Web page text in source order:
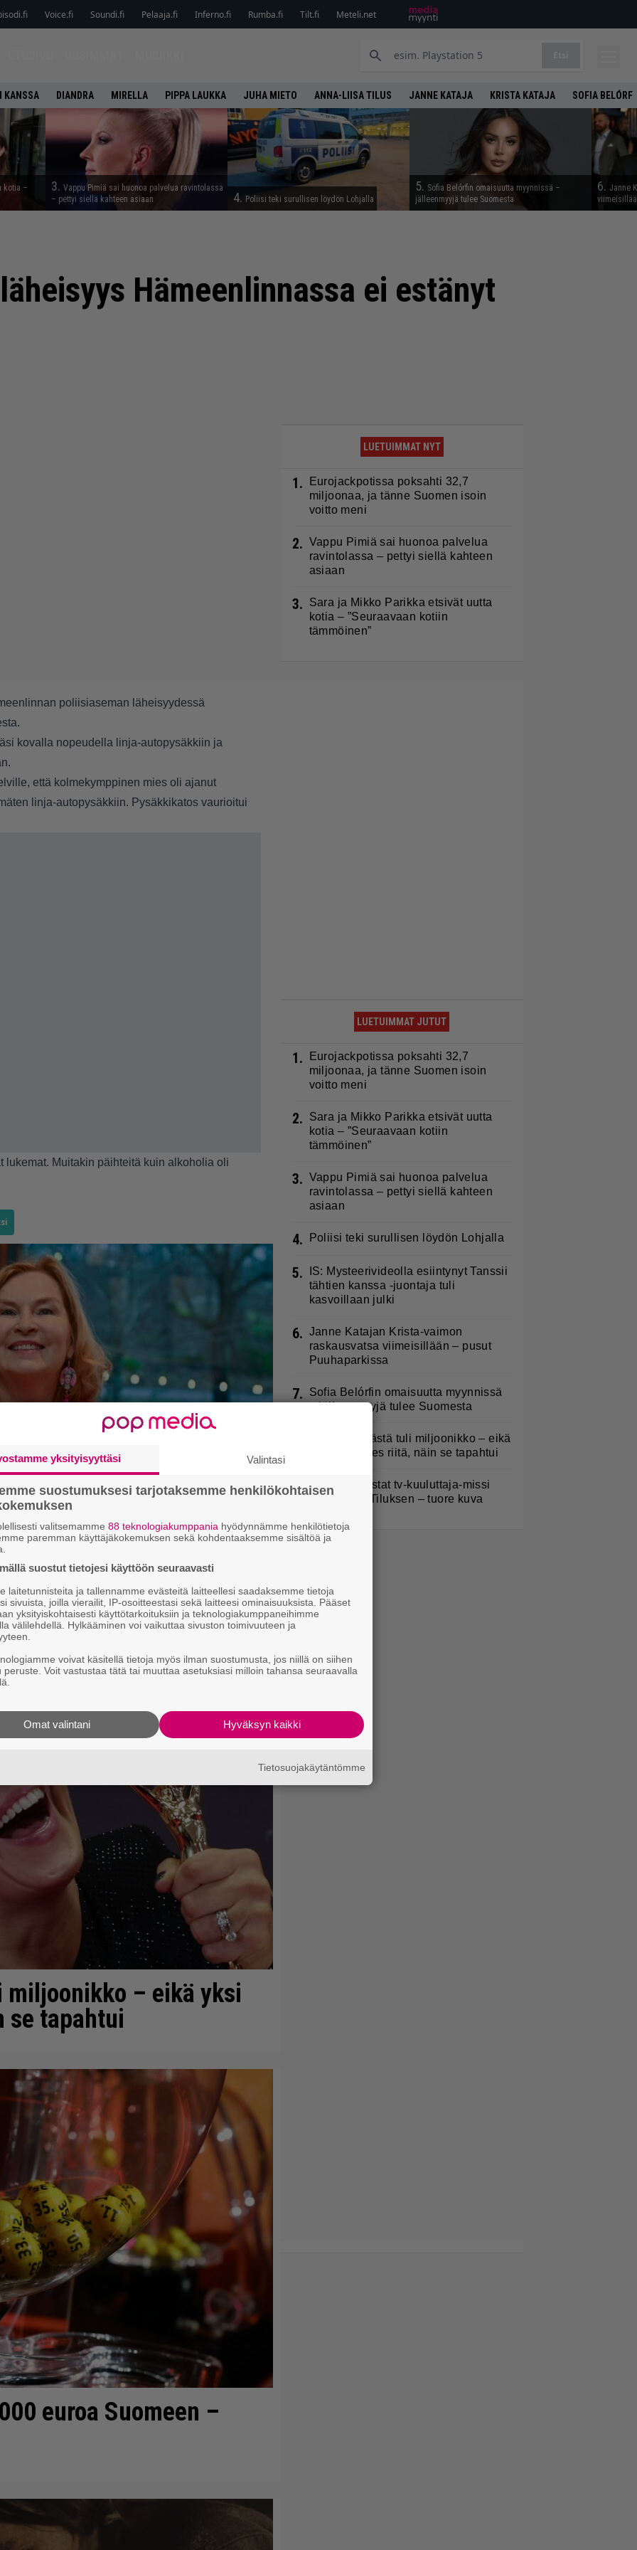
Voice.fi Soundi.fi Pelaaja.fi Inferno.fi Rumba.fi Tilt.fi Meteli.net
KANSSA DIANDRA MIRELLA PIPPA LAUKKA JUHA MIETO ANNA-LIISA TILUS JANNE KATAJA KRISTA KATAJA SOFIA BELÓRF
kotia –
3. Vappu Pimiä sai huonoa palvelua ravintolassa
– pettyi siellä kahteen asiaan
4. Poliisi teki surullisen löydön Lohjalla
5. Sofia Belórfin omaisuutta myynnissä –
jälleenmyyjä tulee Suomesta
6. Janne
Hämeenlinnassa ei estänyt
LUETUIMMAT NYT
1.
Eurojackpotissa poksahti 32,7
miljoonaa, ja tänne Suomen isoin
voitto meni
2. Vappu Pimiä sai huonoa palvelua
ravintolassa – pettyi siellä kahteen
asiaan
3.
Sara ja Mikko Parikka etsivät uutta
kotia – ”Seuraavaan kotiin
tämmöinen”
poliisiaseman läheisyydessä
kovalla nopeudella linja-autopysäkkiin ja
että kolmekymppinen mies oli ajanut
linja-autopysäkkiin. Pysäkkikatos vaurioitui
lukemat. Muitakin päihteitä kuin alkoholia oli
kuvan –
– eikä yksi
se tapahtui
euroa Suomeen –
LUETUIMMAT JUTUT
1.
Eurojackpotissa poksahti 32,7
miljoonaa, ja tänne Suomen isoin
voitto meni
2.
Sara ja Mikko Parikka etsivät uutta
kotia – ”Seuraavaan kotiin
tämmöinen”
3. Vappu Pimiä sai huonoa palvelua
ravintolassa – pettyi siellä kahteen
asiaan
4. Poliisi teki surullisen löydön Lohjalla
5.
IS: Mysteerivideolla esiintynyt Tanssii
tähtien kanssa -juontaja tuli
kasvoillaan julki
6. Janne Katajan Krista-vaimon
raskausvatsa viimeisillään – pusut
Puuhaparkissa
7.
Sofia Belórfin omaisuutta myynnissä
– jälleenmyyjä tulee Suomesta
Vappu Pimiästä tuli miljoonikko – eikä
yksi milli edes riitä, näin se tapahtui
9. Vieläkö muistat tv-kuuluttaja-missi
Anna-Liisa Tiluksen – tuore kuva
yksityisyyttäsi Valintasi
suostumuksesi tarjotaksemme henkilökohtaisen
valitsemamme 88 teknologiakumppania hyödynnämme henkilötietoja
paremman käyttäjäkokemuksen sekä kohdentaaksemme sisältöä ja
suostut tietojesi käyttöön seuraavasti
laitetunnisteita ja tallennamme evästeitä laitteellesi saadaksemme tietoja
sivuista, joilla vierailit, IP-osoitteestasi sekä laitteesi ominaisuuksista. Pääset
yksityiskohtaisesti käyttötarkoituksiin ja teknologiakumppaneihimme
välilehdellä. Hylkääminen voi vaikuttaa sivuston toimivuuteen ja
voivat käsitellä tietoja myös ilman suostumusta, jos niillä on siihen
peruste. Voit vastustaa tätä tai muuttaa asetuksiasi milloin tahansa seuraavalla
Hyväksyn kaikki
Omat valintani
Tietosuojakäytäntömme